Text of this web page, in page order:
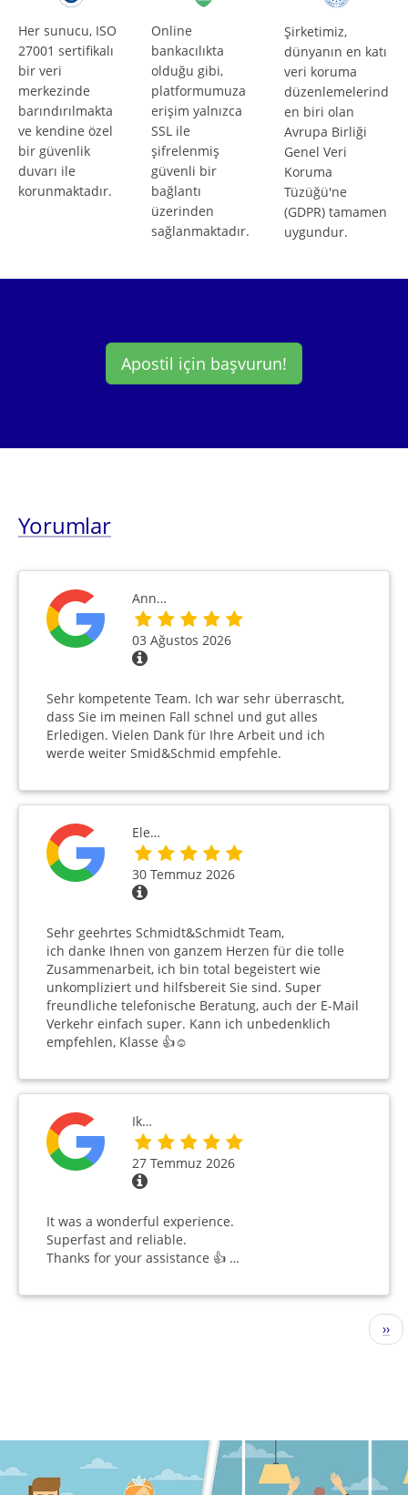
Her sunucu, ISO
27001 sertifikalı
bir veri
merkezinde
barındırılmakta
ve kendine özel
bir güvenlik
duvarı ile
korunmaktadır.
Online
bankacılıkta
olduğu gibi,
platformumuza
erişim yalnızca
SSL ile
şifrelenmiş
güvenli bir
bağlantı
üzerinden
sağlanmaktadır.
Şirketimiz,
dünyanın en katı
veri koruma
düzenlemelerind
en biri olan
Avrupa Birliği
Genel Veri
Koruma
Tüzüğü'ne
(GDPR) tamamen
uygundur.
Apostil için başvurun!
Yorumlar
Ann…
03 Ağustos 2026
Sehr kompetente Team. Ich war sehr überrascht,
dass Sie im meinen Fall schnel und gut alles
Erledigen. Vielen Dank für Ihre Arbeit und ich
werde weiter Smid&Schmid empfehle.
Ele…
30 Temmuz 2026
Sehr geehrtes Schmidt&Schmidt Team,
ich danke Ihnen von ganzem Herzen für die tolle
Zusammenarbeit, ich bin total begeistert wie
unkompliziert und hilfsbereit Sie sind. Super
freundliche telefonische Beratung, auch der E-Mail
Verkehr einfach super. Kann ich unbedenklich
empfehlen, Klasse 👍☺️
Ik…
27 Temmuz 2026
It was a wonderful experience.
Superfast and reliable.
Thanks for your assistance 👍 …
››